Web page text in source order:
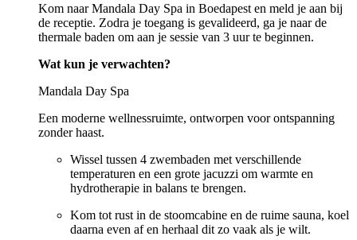
Kom naar Mandala Day Spa in Boedapest en meld je aan bij
de receptie. Zodra je toegang is gevalideerd, ga je naar de
thermale baden om aan je sessie van 3 uur te beginnen.
Wat kun je verwachten?
Mandala Day Spa
Een moderne wellnessruimte, ontworpen voor ontspanning
zonder haast.
Wissel tussen 4 zwembaden met verschillende
temperaturen en een grote jacuzzi om warmte en
hydrotherapie in balans te brengen.
Kom tot rust in de stoomcabine en de ruime sauna, koel
daarna even af en herhaal dit zo vaak als je wilt.